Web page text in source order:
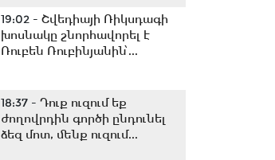
19:02 - Շվեդիայի Ռիկսդագի
խոսնակը շնորհավորել է
Ռուբեն Ռուբինյանին՝...
18:37 - Դուք ուզում եք
ժողովրդին գործի ընդունել
ձեզ մոտ, մենք ուզում...